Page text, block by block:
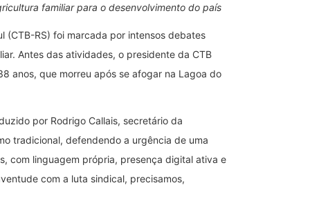
familiar para o desenvolvimento do país
(CTB-RS) foi marcada por intensos debates
Antes das atividades, o presidente da CTB
anos, que morreu após se afogar na Lagoa do
por Rodrigo Callais, secretário da
tradicional, defendendo a urgência de uma
com linguagem própria, presença digital ativa e
com a luta sindical, precisamos,